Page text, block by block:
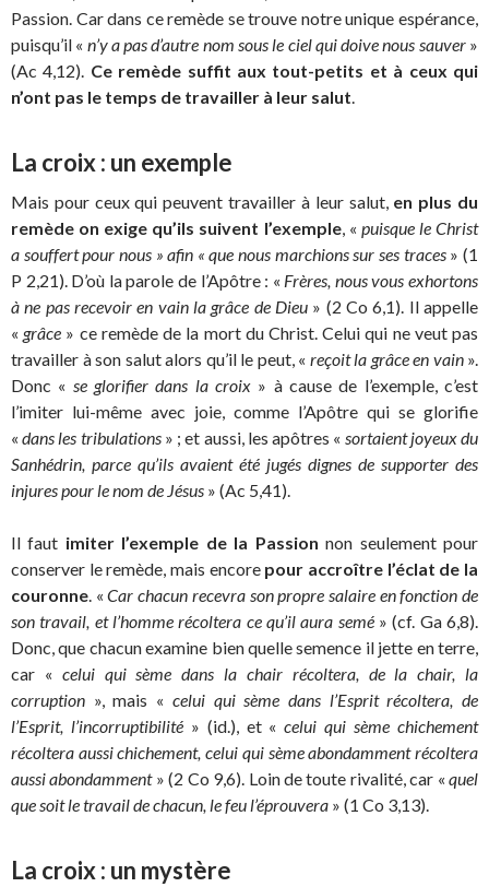
Passion. Car dans ce remède se trouve notre unique espérance,
puisqu’il « n’y a pas d’autre nom sous le ciel qui doive nous sauver»
(Ac 4,12). Ce remède suffit aux tout-petits et à ceux qui
n’ont pas le temps de travailler à leur salut.
La croix : un exemple
Mais pour ceux qui peuvent travailler à leur salut, en plus du
remède on exige qu’ils suivent l’exemple, « puisque le Christ
a souffert pour nous » afin « que nous marchions sur ses traces» (1
P 2,21). D’où la parole de l’Apôtre : « Frères, nous vous exhortons
à ne pas recevoir en vain la grâce de Dieu » (2 Co 6,1). Il appelle
«grâce » ce remède de la mort du Christ. Celui qui ne veut pas
travailler à son salut alors qu’il le peut, « reçoit la grâce en vain».
Donc « se glorifier dans la croix » à cause de l’exemple, c’est
l’imiter lui-même avec joie, comme l’Apôtre qui se glorifie
«dans les tribulations » ; et aussi, les apôtres « sortaient joyeux du
Sanhédrin, parce qu’ils avaient été jugés dignes de supporter des
injures pour le nom de Jésus » (Ac 5,41).
Il faut imiter l’exemple de la Passion non seulement pour
conserver le remède, mais encore pour accroître l’éclat de la
couronne. «Car chacun recevra son propre salaire en fonction de
son travail, et l’homme récoltera ce qu’il aura semé» (cf. Ga 6,8).
Donc, que chacun examine bien quelle semence il jette en terre,
car « celui qui sème dans la chair récoltera, de la chair, la
corruption », mais « celui qui sème dans l’Esprit récoltera, de
l’Esprit, l’incorruptibilité» (id.), et «celui qui sème chichement
récoltera aussi chichement, celui qui sème abondamment récoltera
aussi abondamment» (2 Co 9,6). Loin de toute rivalité, car «quel
que soit le travail de chacun, le feu l’éprouvera » (1 Co 3,13).
La croix : un mystère